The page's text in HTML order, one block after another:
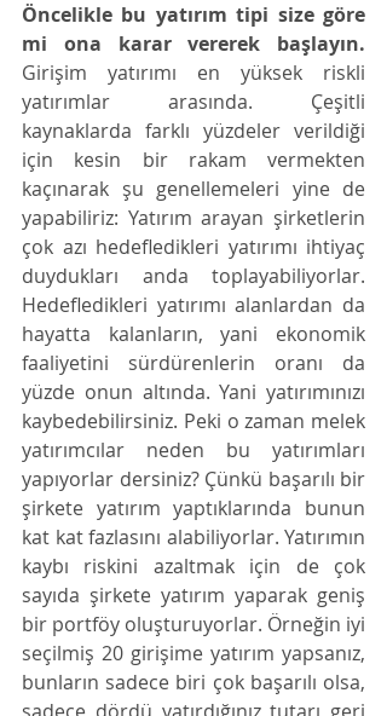
Öncelikle bu yatırım tipi size göre
mi ona karar vererek başlayın.
Girişim yatırımı en yüksek riskli
yatırımlar arasında. Çeşitli
kaynaklarda farklı yüzdeler verildiği
için kesin bir rakam vermekten
kaçınarak şu genellemeleri yine de
yapabiliriz: Yatırım arayan şirketlerin
çok azı hedefledikleri yatırımı ihtiyaç
duydukları anda toplayabiliyorlar.
Hedefledikleri yatırımı alanlardan da
hayatta kalanların, yani ekonomik
faaliyetini sürdürenlerin oranı da
yüzde onun altında. Yani yatırımınızı
kaybedebilirsiniz. Peki o zaman melek
yatırımcılar neden bu yatırımları
yapıyorlar dersiniz? Çünkü başarılı bir
şirkete yatırım yaptıklarında bunun
kat kat fazlasını alabiliyorlar. Yatırımın
kaybı riskini azaltmak için de çok
sayıda şirkete yatırım yaparak geniş
bir portföy oluşturuyorlar. Örneğin iyi
seçilmiş 20 girişime yatırım yapsanız,
bunların sadece biri çok başarılı olsa,